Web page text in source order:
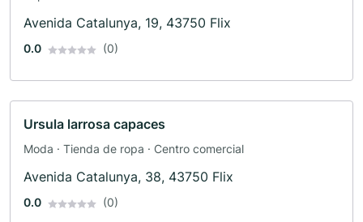
Avenida Catalunya, 19, 43750 Flix
0.0 (0)
Ursula larrosa capaces
Moda · Tienda de ropa · Centro comercial
Avenida Catalunya, 38, 43750 Flix
0.0 (0)